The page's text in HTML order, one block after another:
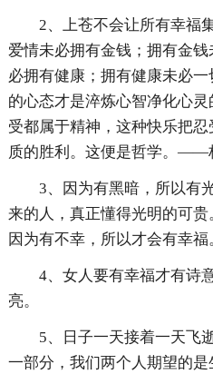
2、上苍不会让所有幸福
爱情未必拥有金钱；拥有金
必拥有健康；拥有健康未必
的心态才是淬炼心智净化心
受都属于精神，这种快乐把
质的胜利。这便是哲学。——
3、因为有黑暗，所以有
来的人，真正懂得光明的可贵
因为有不幸，所以才会有幸
4、女人要有幸福才有诗
亮。
5、日子一天接着一天飞
一部分，我们两个人期望的